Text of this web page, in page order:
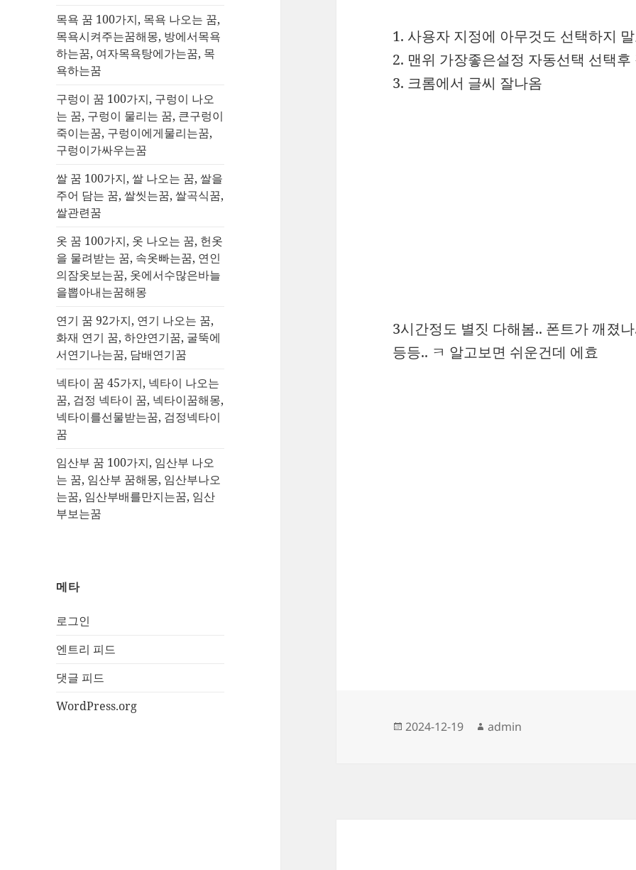
목욕 꿈 100가지, 목욕 나오는 꿈,
목욕시켜주는꿈해몽, 방에서목욕
하는꿈, 여자목욕탕에가는꿈, 목
욕하는꿈
구렁이 꿈 100가지, 구렁이 나오
는 꿈, 구렁이 물리는 꿈, 큰구렁이
죽이는꿈, 구렁이에게물리는꿈,
구렁이가싸우는꿈
쌀 꿈 100가지, 쌀 나오는 꿈, 쌀을
주어 담는 꿈, 쌀씻는꿈, 쌀곡식꿈,
쌀관련꿈
옷 꿈 100가지, 옷 나오는 꿈, 헌옷
을 물려받는 꿈, 속옷빠는꿈, 연인
의잠옷보는꿈, 옷에서수많은바늘
을뽑아내는꿈해몽
연기 꿈 92가지, 연기 나오는 꿈,
화재 연기 꿈, 하얀연기꿈, 굴뚝에
서연기나는꿈, 담배연기꿈
넥타이 꿈 45가지, 넥타이 나오는
꿈, 검정 넥타이 꿈, 넥타이꿈해몽,
넥타이를선물받는꿈, 검정넥타이
꿈
임산부 꿈 100가지, 임산부 나오
는 꿈, 임산부 꿈해몽, 임산부나오
는꿈, 임산부배를만지는꿈, 임산
부보는꿈
메타
로그인
엔트리 피드
댓글 피드
WordPress.org
1. 사용자 지정에 아무것도 선택하지
2. 맨위 가장좋은설정 자동선택 선택후
3. 크롬에서 글씨 잘나옴
3시간정도 별짓 다해봄.. 폰트가 깨졌
등등.. ㅋ 알고보면 쉬운건데 에효
작
2024-12-19
글
admin